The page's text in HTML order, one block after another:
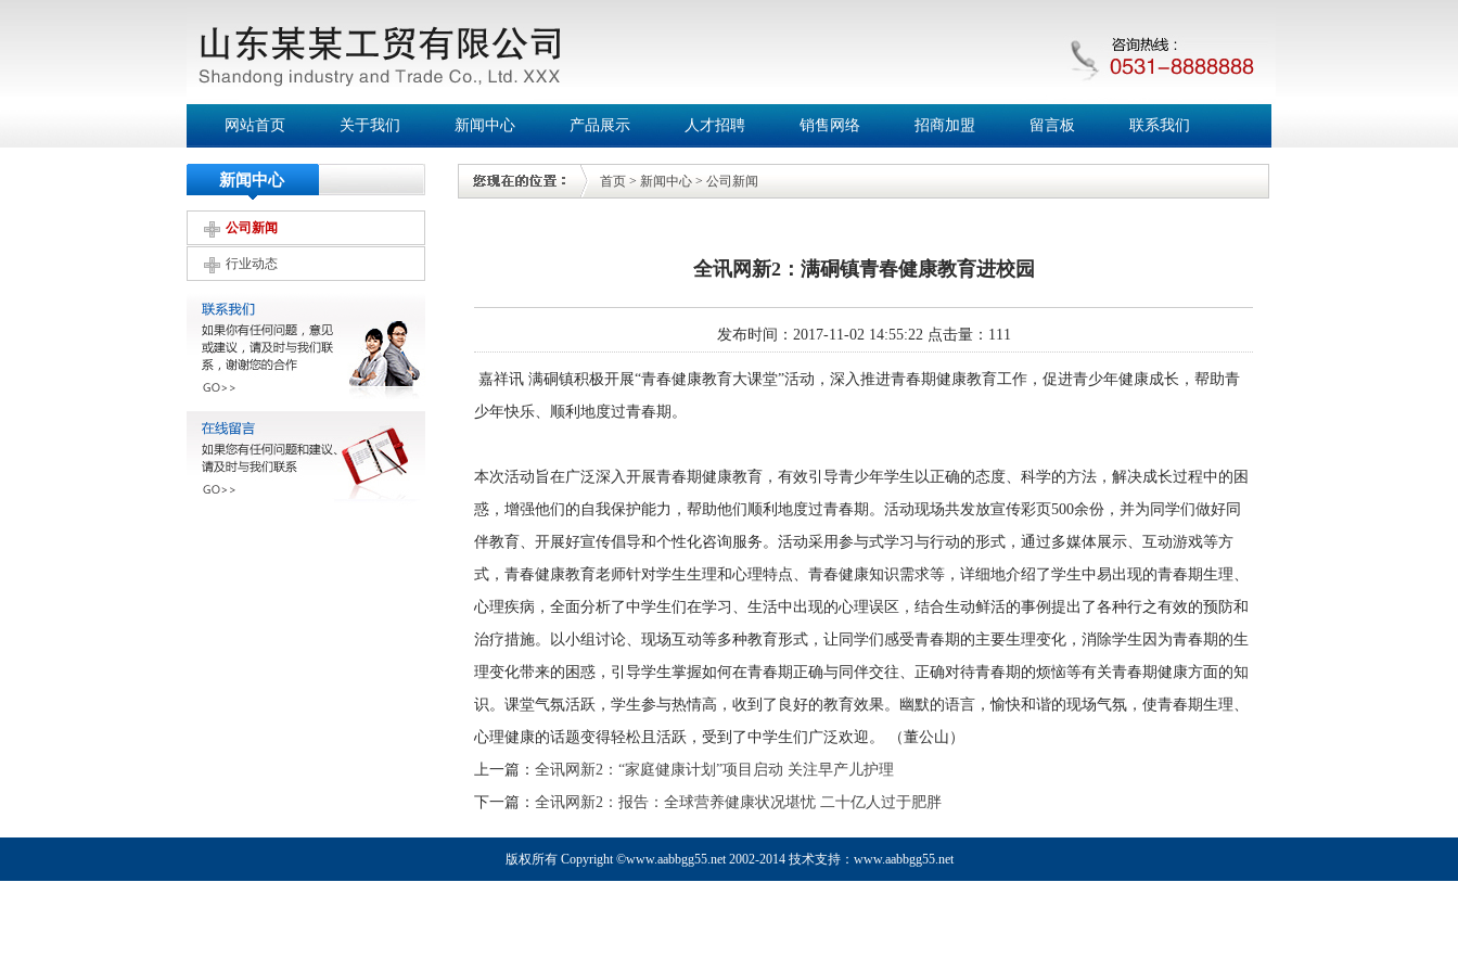
网站首页 关于我们 新闻中心 产品展示 人才招聘 销售网络 招商加盟 留言板 联系我们
新闻中心
公司新闻
行业动态
首页 > 新闻中心 > 公司新闻
全讯网新2：满硐镇青春健康教育进校园
发布时间：2017-11-02 14:55:22 点击量： 111
嘉祥讯 满硐镇积极开展“青春健康教育大课堂”活动，深入推进青春期健康教育工作，促进青少年健康成长，帮助青
少年快乐、顺利地度过青春期。
本次活动旨在广泛深入开展青春期健康教育，有效引导青少年学生以正确的态度、科学的方法，解决成长过程中的困
惑，增强他们的自我保护能力，帮助他们顺利地度过青春期。活动现场共发放宣传彩页500余份，并为同学们做好同
伴教育、开展好宣传倡导和个性化咨询服务。活动采用参与式学习与行动的形式，通过多媒体展示、互动游戏等方
式，青春健康教育老师针对学生生理和心理特点、青春健康知识需求等，详细地介绍了学生中易出现的青春期生理、
心理疾病，全面分析了中学生们在学习、生活中出现的心理误区，结合生动鲜活的事例提出了各种行之有效的预防和
治疗措施。以小组讨论、现场互动等多种教育形式，让同学们感受青春期的主要生理变化，消除学生因为青春期的生
理变化带来的困惑，引导学生掌握如何在青春期正确与同伴交往、正确对待青春期的烦恼等有关青春期健康方面的知
识。课堂气氛活跃，学生参与热情高，收到了良好的教育效果。幽默的语言，愉快和谐的现场气氛，使青春期生理、
心理健康的话题变得轻松且活跃，受到了中学生们广泛欢迎。 （董公山）
上一篇： 全讯网新2：“家庭健康计划”项目启动 关注早产儿护理
下一篇： 全讯网新2：报告：全球营养健康状况堪忧 二十亿人过于肥胖
版权所有 Copyright ©www.aabbgg55.net 2002-2014 技术支持： www.aabbgg55.net